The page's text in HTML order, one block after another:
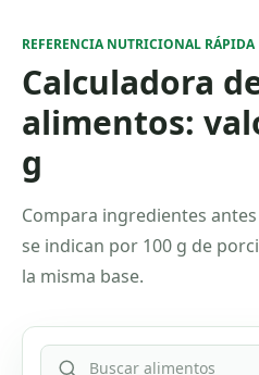
REFERENCIA NUTRICIONAL RÁPIDA
Calculadora
alimentos:
g
Compara ingredientes
se indican por 100 g de
la misma base.
Buscar alimentos